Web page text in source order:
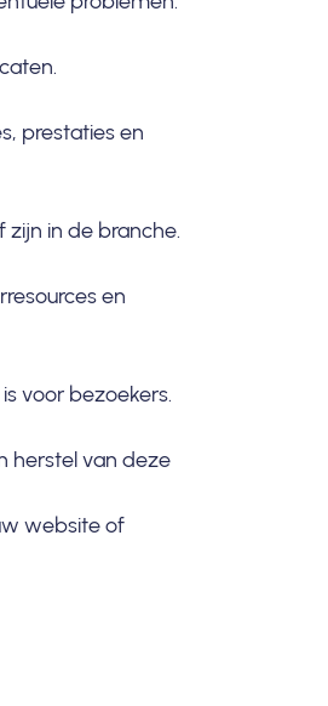
.
prestaties en
in de branche.
en
voor bezoekers.
herstel van deze
website of